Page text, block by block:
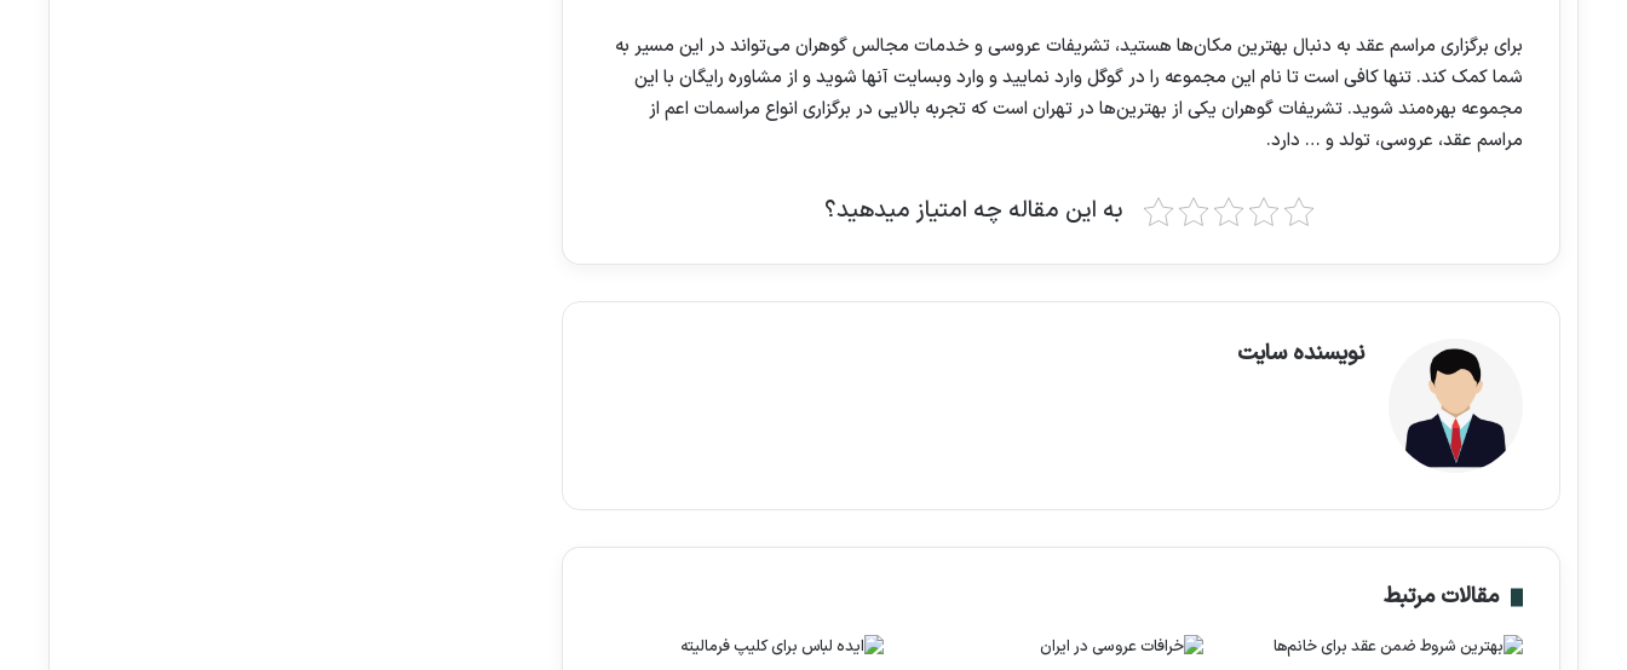
برای برگزاری مراسم عقد به دنبال بهترین مکان‌ها هستید، تشریفات عروسی و خدمات مجالس گوهران می‌تواند در این مسیر به
شما کمک کند. تنها کافی است تا نام این مجموعه را در گوگل وارد نمایید و وارد وبسایت آنها شوید و از مشاوره رایگان با این
مجموعه بهره‌مند شوید. تشریفات گوهران یکی از بهترین‌ها در تهران است که تجربه بالایی در برگزاری انواع مراسمات اعم از
مراسم عقد، عروسی، تولد و … دارد.
به این مقاله چه امتیاز میدهید؟
نویسنده سایت
مقالات مرتبط